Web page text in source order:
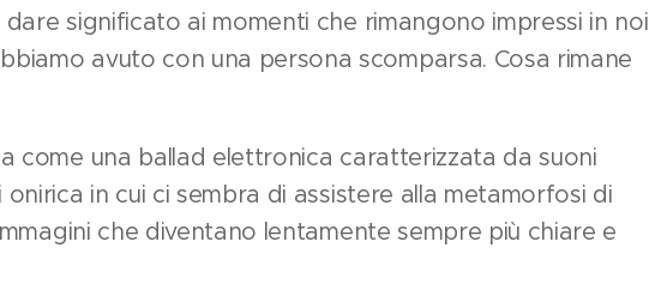
significato ai momenti che rimangono impressi in noi
avuto con una persona scomparsa. Cosa rimane
come una ballad elettronica caratterizzata da suoni
in cui ci sembra di assistere alla metamorfosi di
che diventano lentamente sempre più chiare e